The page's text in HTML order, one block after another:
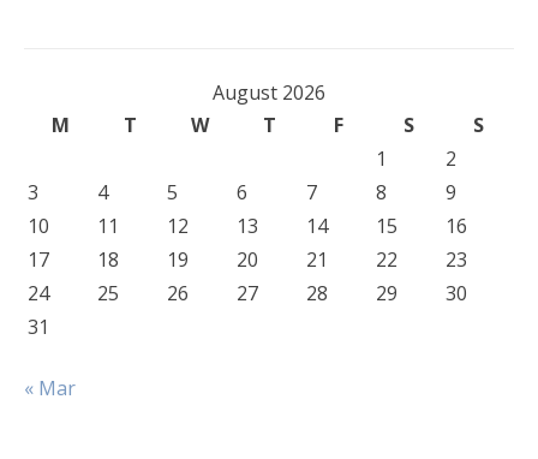
August 2026
M
T W T F S
S
1
2
3
4 5 6 7 8
9
10
11 12 13 14 15
16
17
18 19 20 21 22
23
24
25 26 27 28 29
30
31
« Mar